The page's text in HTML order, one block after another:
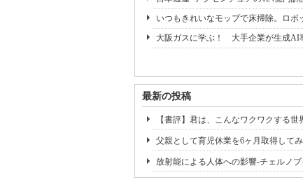
いつもきれいなモップで床掃除。ロボ
大阪ガスに学ぶ！ 大手企業が生成AI
最新の投稿
【書評】君は、こんなワクワクする世
父親として育児休業を6ヶ月取得して
放射能による人体への影響-チェルノ